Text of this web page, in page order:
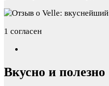
1 согласен
Вкусно и полезно